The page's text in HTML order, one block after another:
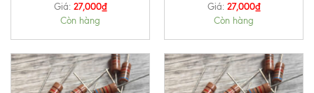
Giá: 27,000₫
Còn hàng
Giá: 27,000₫
Còn hàng